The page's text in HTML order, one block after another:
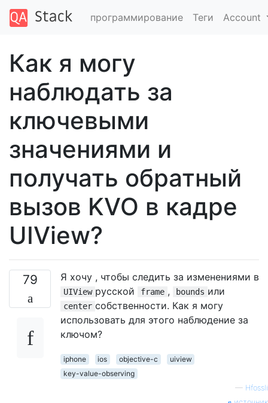
программирование Теги Account
Как я могу
наблюдать за
ключевыми
значениями и
получать обратный
вызов KVO в кадре
UIView?
79 Я хочу , чтобы следить за изменениями в
UIView русской frame , bounds или
center собственности. Как я могу
использовать для этого наблюдение за
ключом?
iphone ios objective-c
uiview
key-value-observing
— Hfossli